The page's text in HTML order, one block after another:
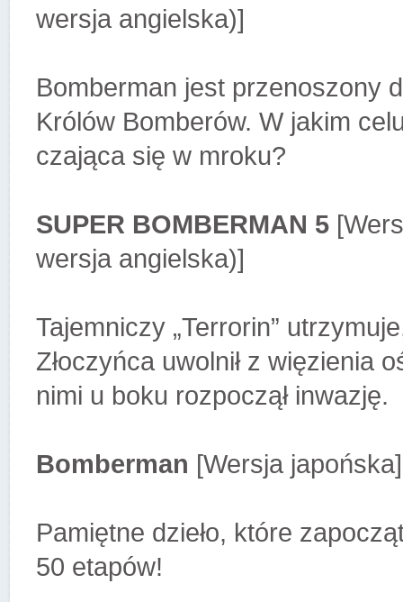
wersja angielska)]
Bomberman jest przenoszony
Królów Bomberów. W jakim
czająca się w mroku?
SUPER BOMBERMAN 5
wersja angielska)]
Tajemniczy „Terrorin”
Złoczyńca uwolnił z więzienia
nimi u boku rozpoczął inwazję.
Bomberman [Wersja japońska]
Pamiętne dzieło, które
50 etapów!